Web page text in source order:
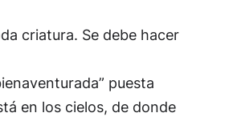
criatura. Se debe hacer
puesta
en los cielos, de donde